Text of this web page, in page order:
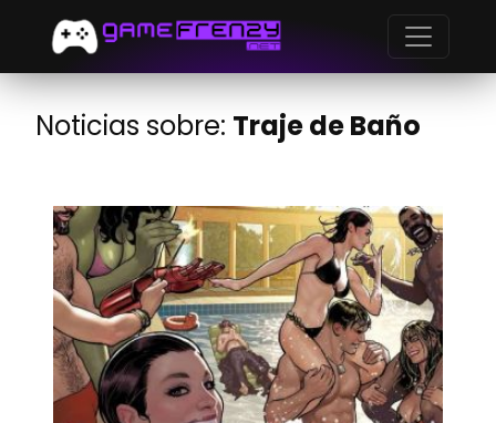
Noticias sobre: Traje de Baño